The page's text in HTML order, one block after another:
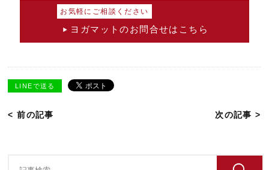
お気軽にご相談ください
ヨガマットのお問合せはこちら
LINEで送る
< 前の記事 次の記事 >